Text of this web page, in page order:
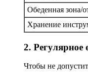
Обеденная зона/
Хранение
2. Регулярное
Чтобы не